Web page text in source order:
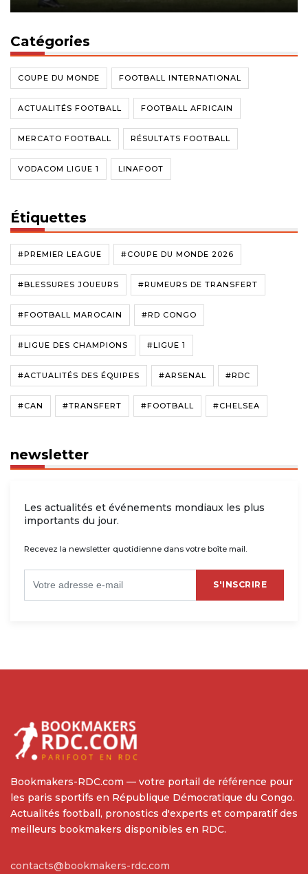
Catégories
COUPE DU MONDE FOOTBALL INTERNATIONAL
ACTUALITÉS FOOTBALL FOOTBALL AFRICAIN
MERCATO FOOTBALL RÉSULTATS FOOTBALL
VODACOM LIGUE 1 LINAFOOT
Étiquettes
#PREMIER LEAGUE #COUPE DU MONDE 2026
#BLESSURES JOUEURS #RUMEURS DE TRANSFERT
#FOOTBALL MAROCAIN #RD CONGO
#LIGUE DES CHAMPIONS #LIGUE 1
#ACTUALITÉS DES ÉQUIPES #ARSENAL #RDC
#CAN #TRANSFERT #FOOTBALL #CHELSEA
newsletter
Les actualités et événements mondiaux les plus
importants du jour.
Recevez la newsletter quotidienne dans votre boîte mail.
S'INSCRIRE
Bookmakers-RDC.com — votre portail de référence pour
les paris sportifs en République Démocratique du Congo.
Actualités football, pronostics d'experts et comparatif des
meilleurs bookmakers disponibles en RDC.
contacts@bookmakers-rdc.com